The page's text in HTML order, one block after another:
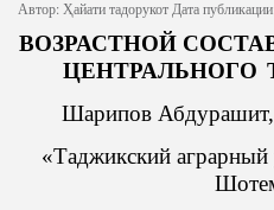
Судебная власть
Национальная валюта
Книги
Фильмы
Программа среднесрочного
Таджикистан на 2021-2025
ОБ ИНСТИТУТЕ
Устав
Заместитель директора по
ДЕЯТЕЛЬНОСТЬ
Профсоюзный комитет
НАНТ
УСЛУГИ
БИБЛИОТЕКА
Монография
КОНТАКТЫ
Автор: Ҳайати тадорукот Дата
ВОЗРАСТНОЙ
ЦЕНТРАЛЬНОГО
Шарипов Абдурашит,
«Таджикский